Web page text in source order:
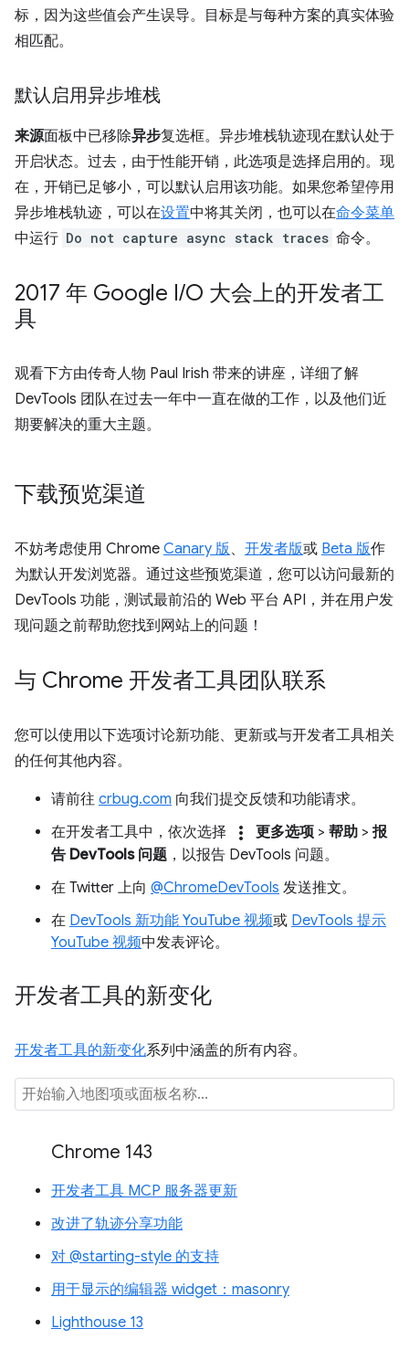
标，因为这些值会产生误导。目标是与每种方案的真实体验
相匹配。
默认启用异步堆栈
来源面板中已移除异步复选框。异步堆栈轨迹现在默认处于
开启状态。过去，由于性能开销，此选项是选择启用的。现
在，开销已足够小，可以默认启用该功能。如果您希望停用
异步堆栈轨迹，可以在设置中将其关闭，也可以在命令菜单
中运行 Do not capture async stack traces 命令。
2017 年 Google I/O 大会上的开发者工
具
观看下方由传奇人物 Paul Irish 带来的讲座，详细了解
DevTools 团队在过去一年中一直在做的工作，以及他们近
期要解决的重大主题。
下载预览渠道
不妨考虑使用 Chrome Canary 版 、 开发者版或 Beta 版作
为默认开发浏览器。通过这些预览渠道，您可以访问最新的
DevTools 功能，测试最前沿的 Web 平台 API，并在用户发
现问题之前帮助您找到网站上的问题！
与 Chrome 开发者工具团队联系
您可以使用以下选项讨论新功能、更新或与开发者工具相关
的任何其他内容。
请前往 crbug.com 向我们提交反馈和功能请求。
在开发者工具中，依次选择
more_vert 更多选项 > 帮助 > 报
告 DevTools 问题 ，以报告 DevTools 问题。
在 Twitter 上向 @ChromeDevTools 发送推文。
在 DevTools 新功能 YouTube 视频或 DevTools 提示
YouTube 视频中发表评论。
开发者工具的新变化
开发者工具的新变化系列中涵盖的所有内容。
Chrome 143
开发者工具 MCP 服务器更新
改进了轨迹分享功能
对 @starting-style 的支持
用于显示的编辑器 widget：masonry
Lighthouse 13